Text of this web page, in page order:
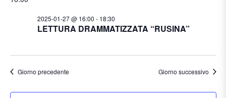
2025-
27
viste
la
LETTURA DRAMMATIZZATA “RUSINA”
2025-01-27 @ 16:00 - 18:30
Giorno precedente Giorno successivo